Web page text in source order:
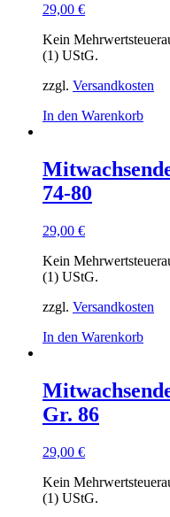
29,00 €
Kein
(1) UStG.
zzgl. Versandkosten
In den Warenkorb
74-80
29,00 €
Kein
(1) UStG.
zzgl. Versandkosten
In den Warenkorb
Gr. 86
29,00 €
Kein
(1) UStG.